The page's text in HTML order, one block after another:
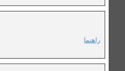
راهنما